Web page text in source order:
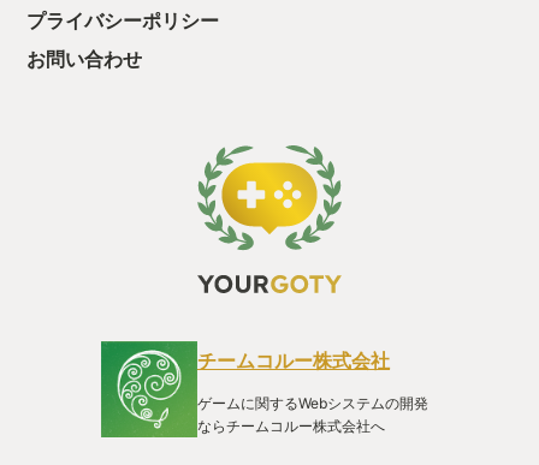
ンと共に取り残されたピクミン一匹を救
成果はあったのかよくわかりません。５
の日か５歳児にも、『あの日あの時のピ
クミンたちがどんな気持ちで原生生物に
立ち向かっていたのか』…それを思い返
してくれる日が来ることを父親として願
っております。 ----------------------
マダラを一生許さん ------------------
が多種多様でして、こちらが思ってもい
ないような攻撃をしかけてくるヤツらが
います。だからこそ初見では犠牲ゼロの
完封勝利はむずかしいわけですが…いく
つか印象深いボス級の原生生物がいま
プライバシーポリシー
お問い合わせ
チームコルー株式会社
ゲームに関するWebシステムの開発
ならチームコルー株式会社へ